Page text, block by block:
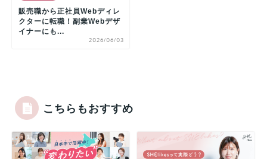
販売職から正社員Webディレ
クターに転職！副業Webデザ
イナーにも...
2026/06/03
こちらもおすすめ